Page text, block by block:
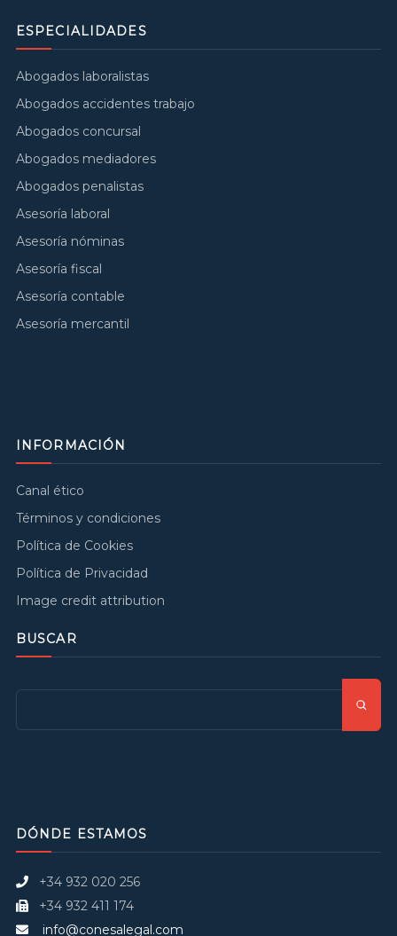
ESPECIALIDADES
Abogados laboralistas
Abogados accidentes trabajo
Abogados concursal
Abogados mediadores
Abogados penalistas
Asesoría laboral
Asesoría nóminas
Asesoría fiscal
Asesoría contable
Asesoría mercantil
INFORMACIÓN
Canal ético
Términos y condiciones
Política de Cookies
Política de Privacidad
Image credit attribution
BUSCAR
DÓNDE ESTAMOS
+34 932 020 256
+34 932 411 174
info@conesalegal.com